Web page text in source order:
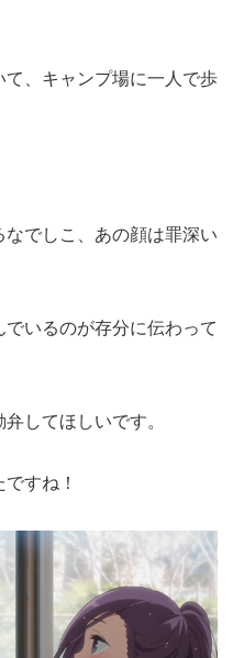
、キャンプ場に一人で歩
でしこ、あの顔は罪深い
いるのが存分に伝わって
してほしいです。
すね！